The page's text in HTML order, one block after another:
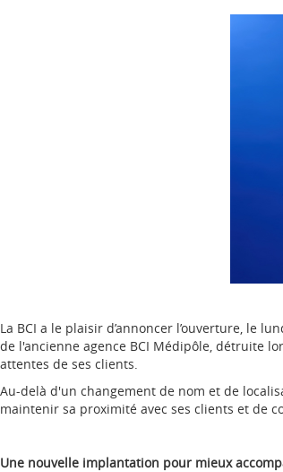
La BCI a le plaisir d’annoncer l’ouverture, le
de l'ancienne agence BCI Médipôle, détruite
attentes de ses clients.
Au-delà d'un changement de nom et de
maintenir sa proximité avec ses clients et de
Une nouvelle implantation pour mieux